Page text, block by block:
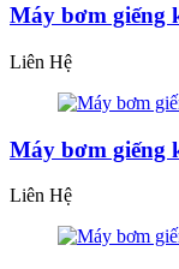
Máy bơm giếng
Liên Hệ
Máy bơm giếng
Liên Hệ